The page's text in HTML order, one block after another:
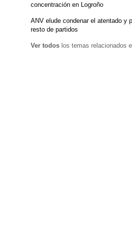
concentración en Logroño
ANV elude condenar el atentado y
resto de partidos
Ver todos los temas relacionados